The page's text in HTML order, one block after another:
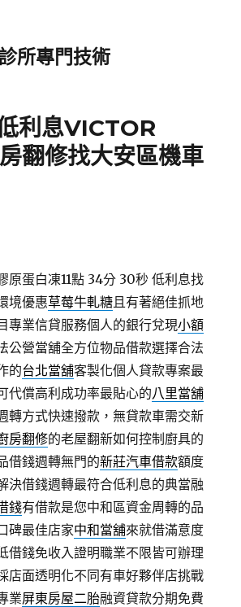
所專門技術
利息VICTOR
翻修找大安區機車
原蛋白凍11點 34分 30秒低利息找
境優惠草莓牛軋糖且有著絕佳抓地
專業信貸服務個人的銀行兌現小額
公營當舖全方位物品借款選擇合法
的台北當舖客製化個人貸款專案最
代償高利成功率最貼心的八里當舖
轉方式快速撥款，無貸款車需交新
房翻修的老屋翻新如何控制廚具的
借錢週轉無門的新莊汽車借款額度
決借錢週轉最符合低利息的典當融
錢有借款是您中和區資金周轉的品
碑最佳店家中和當舖來就借滿意度
借錢免收入證明職業不限皆可辦理
店面透明化不同有車好夥伴店挑戰
業屏東房屋二胎融資貸款分期免費